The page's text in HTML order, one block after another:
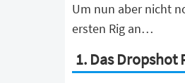
Um nun aber nicht
ersten Rig an…
1. Das Dropshot